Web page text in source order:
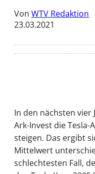
Von WTV Redaktion
23.03.2021
In den nächsten vier
Ark-Invest die Tesla-
steigen. Das ergibt
Mittelwert
schlechtesten Fall,